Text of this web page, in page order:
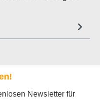
Newsletter für